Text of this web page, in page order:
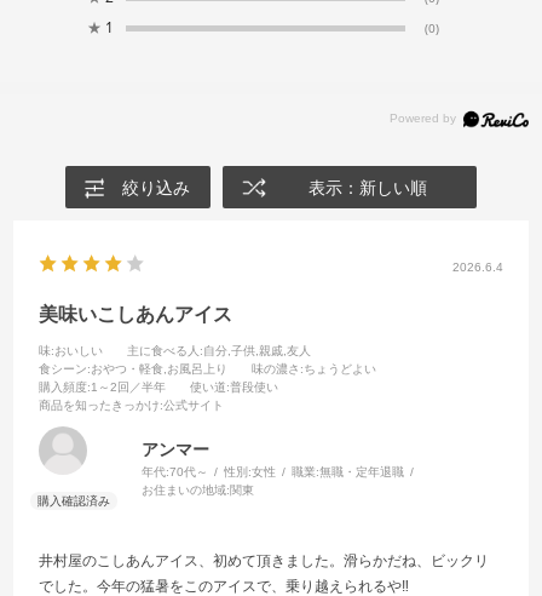
★ 1 (0)
絞り込み 表示：新しい順
2026.6.4
美味いこしあんアイス
味:おいしい 主に食べる人 :自分,子供,親戚,友人
食シーン:おやつ・軽食,お風呂上り 味の濃さ :ちょうどよい
購入頻度:1～2回／半年 使い道:普段使い
商品を知ったきっかけ:公式サイト
アンマー
年代:70代～ 性別:女性 職業:無職・定年退職
お住まいの地域:関東
井村屋のこしあんアイス、初めて頂きました。滑らかだね、ビックリ
でした。今年の猛暑をこのアイスで、乗り越えられるや‼️